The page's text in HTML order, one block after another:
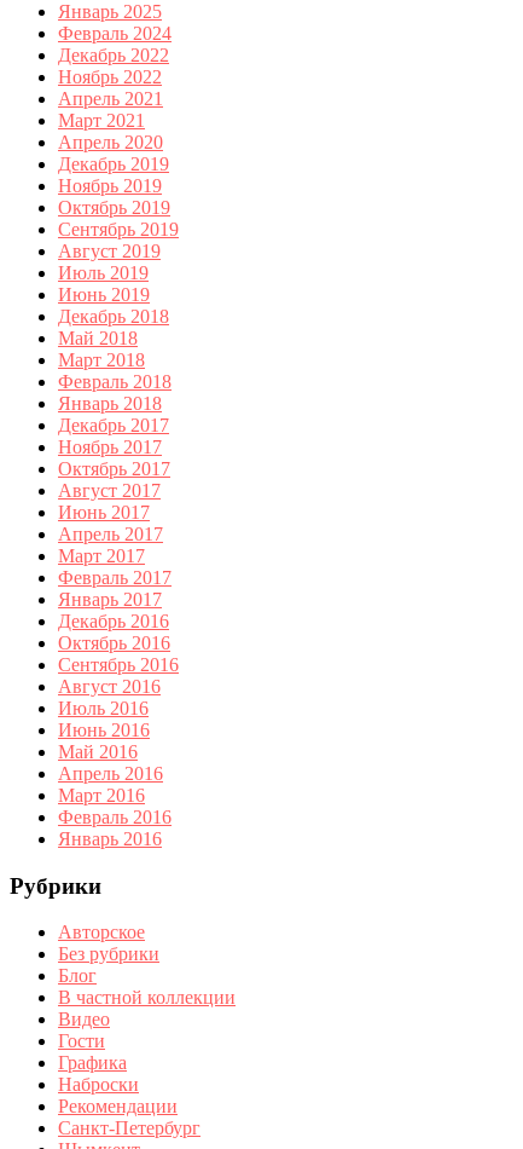
Январь 2025
Февраль 2024
Декабрь 2022
Ноябрь 2022
Апрель 2021
Март 2021
Апрель 2020
Декабрь 2019
Ноябрь 2019
Октябрь 2019
Сентябрь 2019
Август 2019
Июль 2019
Июнь 2019
Декабрь 2018
Май 2018
Март 2018
Февраль 2018
Январь 2018
Декабрь 2017
Ноябрь 2017
Октябрь 2017
Август 2017
Июнь 2017
Апрель 2017
Март 2017
Февраль 2017
Январь 2017
Декабрь 2016
Октябрь 2016
Сентябрь 2016
Август 2016
Июль 2016
Июнь 2016
Май 2016
Апрель 2016
Март 2016
Февраль 2016
Январь 2016
Рубрики
Авторское
Без рубрики
Блог
В частной коллекции
Видео
Гости
Графика
Наброски
Рекомендации
Санкт-Петербург